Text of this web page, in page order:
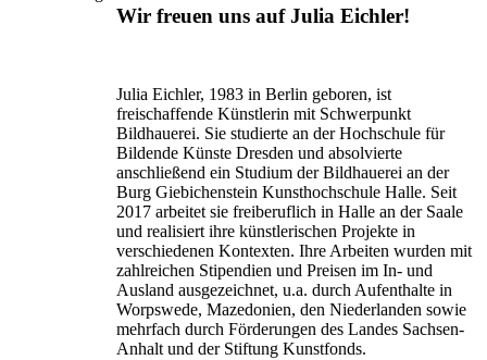
Wir freuen uns auf Julia Eichler!
Julia Eichler, 1983 in Berlin geboren, ist
freischaffende Künstlerin mit Schwerpunkt
Bildhauerei. Sie studierte an der Hochschule für
Bildende Künste Dresden und absolvierte
anschließend ein Studium der Bildhauerei an der
Burg Giebichenstein Kunsthochschule Halle. Seit
2017 arbeitet sie freiberuflich in Halle an der Saale
und realisiert ihre künstlerischen Projekte in
verschiedenen Kontexten. Ihre Arbeiten wurden mit
zahlreichen Stipendien und Preisen im In- und
Ausland ausgezeichnet, u.a. durch Aufenthalte in
Worpswede, Mazedonien, den Niederlanden sowie
mehrfach durch Förderungen des Landes Sachsen-
Anhalt und der Stiftung Kunstfonds.